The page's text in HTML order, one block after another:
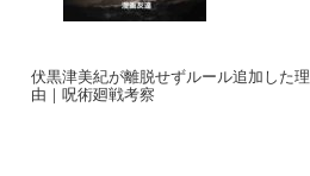
伏黒津美紀が離脱せずルール追加した理
由｜呪術廻戦考察